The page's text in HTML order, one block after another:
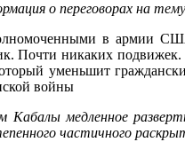
о переговорах на
в армии США
Почти никаких
уменьшит
войны
медленное
частичного